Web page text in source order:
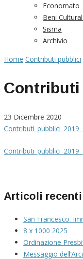
Economato
Beni Culturali
Sisma
Archivio
Home Contributi pubblici
Contributi
23 Dicembre 2020
Articoli recenti
San Francesco.
8 x 1000 2025
Ordinazione
Messaggio